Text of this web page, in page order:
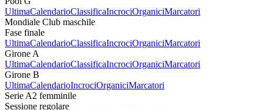
UltimaCalendarioClassificaIncrociOrganiciMarcatori
Mondiale Club maschile
Fase finale
UltimaCalendarioClassificaIncrociOrganiciMarcatori
Girone A
UltimaCalendarioClassificaIncrociOrganiciMarcatori
Girone B
UltimaCalendarioIncrociOrganiciMarcatori
Serie A2 femminile
Sessione regolare